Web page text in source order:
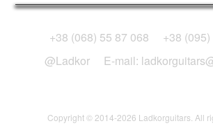
+38 (068) 55 87 068
+38
@Ladkor
E-mail:
Copyright © 2014-2026 Ladkorguitars. All